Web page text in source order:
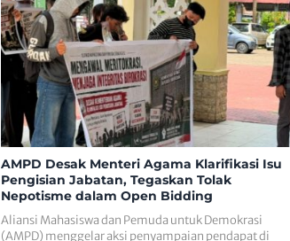
AMPD Desak Menteri Agama Klarifikasi Isu
Pengisian Jabatan, Tegaskan Tolak
Nepotisme dalam Open Bidding
Aliansi Mahasiswa dan Pemuda untuk Demokrasi
(AMPD) menggelar aksi penyampaian pendapat di